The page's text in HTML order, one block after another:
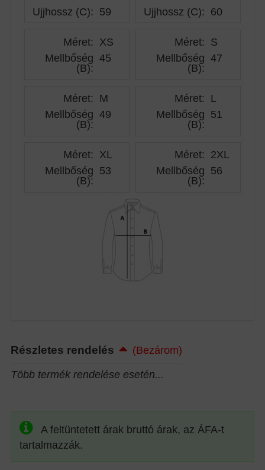
Ujjhossz (C): 59
Ujjhossz (C): 60
Méret: XS
Mellbőség
(B):
45
Méret: S
Mellbőség
(B):
47
Méret: M
Mellbőség
(B):
49
Méret: L
Mellbőség
(B):
51
Méret: XL
Mellbőség
(B):
53
Méret: 2XL
Mellbőség
(B):
56
Részletes rendelés
(Bezárom)
Több termék rendelése esetén...
A feltüntetett árak bruttó árak, az ÁFA-t
tartalmazzák.